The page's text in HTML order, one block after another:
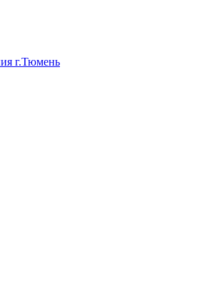
г.Тюмень